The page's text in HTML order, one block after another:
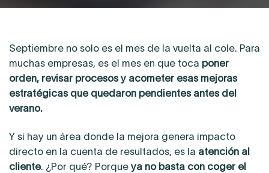
Septiembre no solo es el mes de la vuelta al cole. Para
muchas empresas, es el mes en que toca poner
orden, revisar procesos y acometer esas mejoras
estratégicas que quedaron pendientes antes del
verano.
Y si hay un área donde la mejora genera impacto
directo en la cuenta de resultados, es la atención al
cliente. ¿Por qué? Porqueya no basta con coger el